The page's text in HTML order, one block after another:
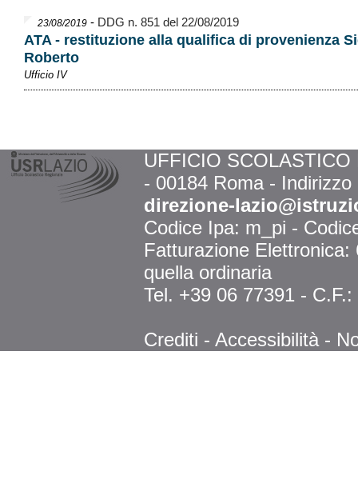
23/08/2019 - DDG n. 851 del 22/08/2019
ATA - restituzione alla qualifica di provenienza
Roberto
Ufficio IV
UFFICIO
- 00184 Roma -
direzione-
Codice Ipa: m_pi -
Fatturazione
quella ordinaria
Tel. +39 06 77391 -
Crediti - Accessibilità -